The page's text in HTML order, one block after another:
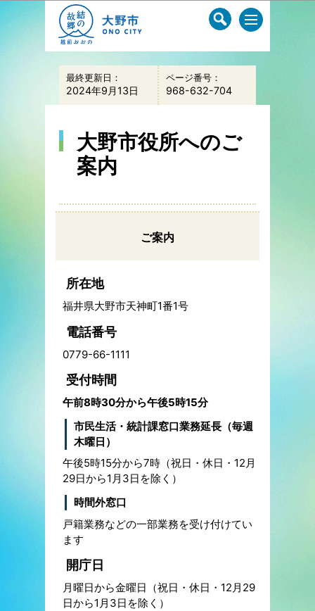
このページの本文へ移動
最終更新日：
2024年9月13日
ページ番号：
968-632-704
大野市役所へのご
案内
ご案内
所在地
福井県大野市天神町1番1号
電話番号
0779-66-1111
受付時間
午前8時30分から午後5時15分
市民生活・統計課窓口業務延長（毎週
木曜日）
午後5時15分から7時（祝日・休日・12月
29日から1月3日を除く）
時間外窓口
戸籍業務などの一部業務を受け付けてい
ます
開庁日
月曜日から金曜日（祝日・休日・12月29
日から1月3日を除く）